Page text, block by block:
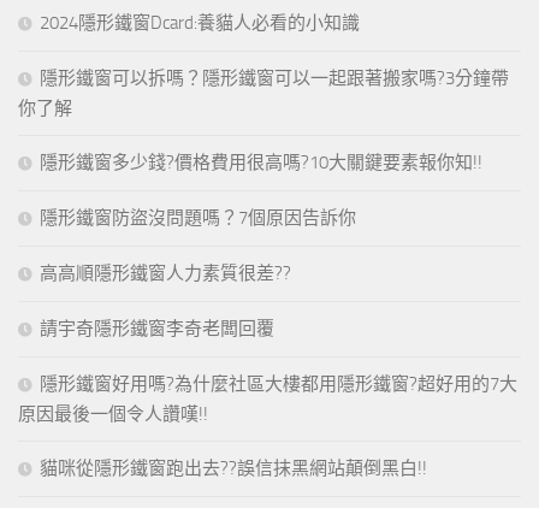
2024隱形鐵窗Dcard:養貓人必看的小知識
隱形鐵窗可以拆嗎？隱形鐵窗可以一起跟著搬家嗎?3分鐘帶
你了解
隱形鐵窗多少錢?價格費用很高嗎?10大關鍵要素報你知!!
隱形鐵窗防盜沒問題嗎？7個原因告訴你
高高順隱形鐵窗人力素質很差??
請宇奇隱形鐵窗李奇老闆回覆
隱形鐵窗好用嗎?為什麼社區大樓都用隱形鐵窗?超好用的7大
原因最後一個令人讚嘆!!
貓咪從隱形鐵窗跑出去??誤信抹黑網站顛倒黑白!!